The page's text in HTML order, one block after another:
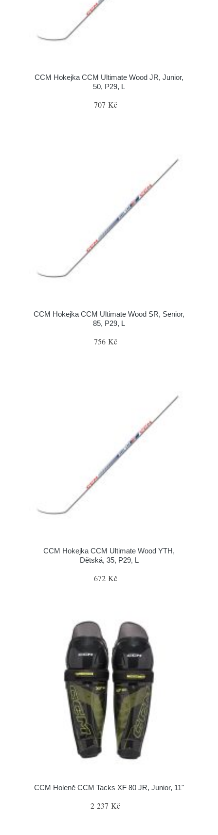
CCM Hokejka CCM Ultimate Wood JR, Junior,
50, P29, L
707 Kč
CCM Hokejka CCM Ultimate Wood SR, Senior,
85, P29, L
756 Kč
CCM Hokejka CCM Ultimate Wood YTH,
Dětská, 35, P29, L
672 Kč
CCM Holeně CCM Tacks XF 80 JR, Junior, 11"
2 237 Kč